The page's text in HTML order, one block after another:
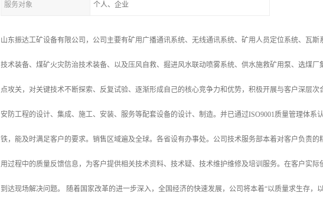
服务对象 个人、企业
山东振达工矿设备有限公司，公司主要有矿用广播通讯系统、无线通讯系统、矿用人员定位系统、瓦
技术装备、煤矿火灾防治技术装备、以及压风自救、掘进风水联动喷雾系统、供水施救矿用泵、选煤
点攻关，对关键技术不断探索、反复试验、逐渐形成自己的核心竞争力和优势，积极开展与客户深层
安防工程的设计、集成、施工、安装、服务等配套设备的设计、制造。并已通过ISO9001质量管理体
铁，能及时满足客户的要求。销售区域遍及全球。各省设有办事处。公司技术服务部本着对客户负责
用过程中的质量反馈信息，为客户提供相关技术资料、技术疑、技术维护维修及培训服务。在客户实
到达现场解决问题。 随着国家改革的进一步深入，全国经济的快速发展，公司将本着“以质量求生存，